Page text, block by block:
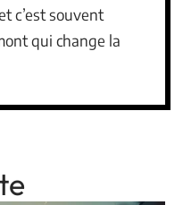
c’est souvent
qui change la